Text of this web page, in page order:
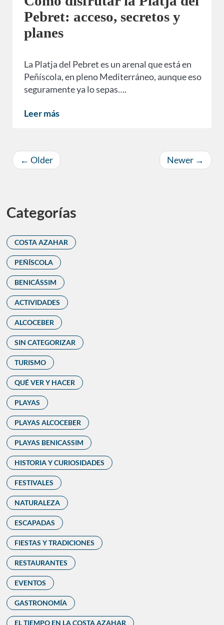
Pebret: acceso, secretos y
planes
La Platja del Pebret es un arenal que está en
Peñíscola, en pleno Mediterráneo, aunque eso
seguramente ya lo sepas….
Leer más
← Older Newer →
Categorías
COSTA AZAHAR
PEÑÍSCOLA
BENICÁSSIM
ACTIVIDADES
ALCOCEBER
SIN CATEGORIZAR
TURISMO
QUÉ VER Y HACER
PLAYAS
PLAYAS ALCOCEBER
PLAYAS BENICASSIM
HISTORIA Y CURIOSIDADES
FESTIVALES
NATURALEZA
ESCAPADAS
FIESTAS Y TRADICIONES
RESTAURANTES
EVENTOS
GASTRONOMÍA
EL TIEMPO EN LA COSTA AZAHAR